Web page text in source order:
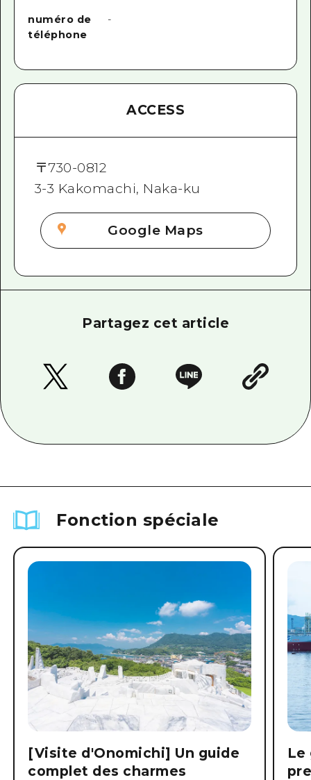
numéro de
téléphone
-
ACCESS
〒730-0812
3-3 Kakomachi, Naka-ku
Google Maps
Partagez cet article
Fonction spéciale
[Visite d'Onomichi] Un guide
complet des charmes
Le